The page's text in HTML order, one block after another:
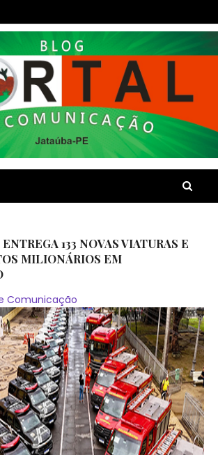
133 NOVAS VIATURAS E
MILIONÁRIOS EM
Comunicação